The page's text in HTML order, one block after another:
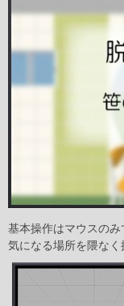
基本操作はマウスのみ
気になる場所を隈なく